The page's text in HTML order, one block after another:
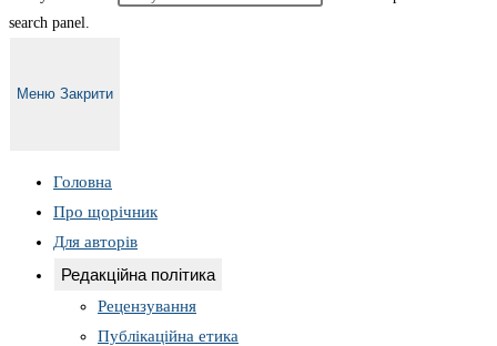
search panel.
Меню Закрити
Головна
Про щорічник
Для авторів
Редакційна політика
Рецензування
Публікаційна етика